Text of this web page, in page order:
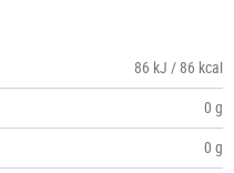
86 kJ / 86 kcal
0 g
0 g